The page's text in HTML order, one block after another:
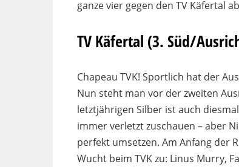
ganze vier gegen den TV Käfertal
TV Käfertal (3. Süd/
Chapeau TVK! Sportlich hat der
Nun steht man vor der zweiten
letztjährigen Silber ist auch
immer verletzt zuschauen – aber
perfekt umsetzen. Am Anfang der
Wucht beim TVK zu: Linus Murry,